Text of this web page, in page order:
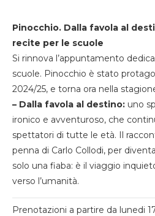
Pinocchio. Dalla favola al
recite per le scuole
Si rinnova l’appuntamento
scuole. Pinocchio è stato
2024/25, e torna ora nella
– Dalla favola al destino: uno
ironico e avventuroso, che
spettatori di tutte le età. Il
penna di Carlo Collodi, per
solo una fiaba: è il viaggio
verso l’umanità.
Prenotazioni a partire da lunedi